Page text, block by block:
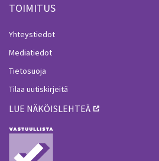
TOIMITUS
Yhteystiedot
Mediatiedot
Tietosuoja
Tilaa uutiskirjeitä
LUE NÄKÖISLEHTEÄ